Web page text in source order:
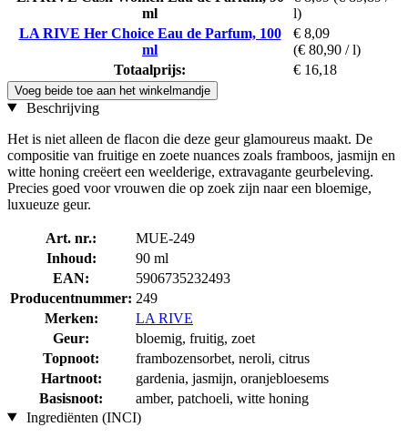
ml
l)
LA RIVE Her Choice Eau de Parfum, 100
ml
€ 8,09
(€ 80,90 / l)
Totaalprijs:
€ 16,18
Voeg beide toe aan het winkelmandje
Beschrijving
Het is niet alleen de flacon die deze geur glamoureus maakt. De
compositie van fruitige en zoete nuances zoals framboos, jasmijn en
witte honing creëert een weelderige, extravagante geurbeleving.
Precies goed voor vrouwen die op zoek zijn naar een bloemige,
luxueuze geur.
Art. nr.:
MUE-249
Inhoud:
90 ml
EAN:
5906735232493
Producentnummer: 249
Merken:
LA RIVE
Geur:
bloemig, fruitig, zoet
Topnoot:
frambozensorbet, neroli, citrus
Hartnoot:
gardenia, jasmijn, oranjebloesems
Basisnoot:
amber, patchoeli, witte honing
Ingrediënten (INCI)